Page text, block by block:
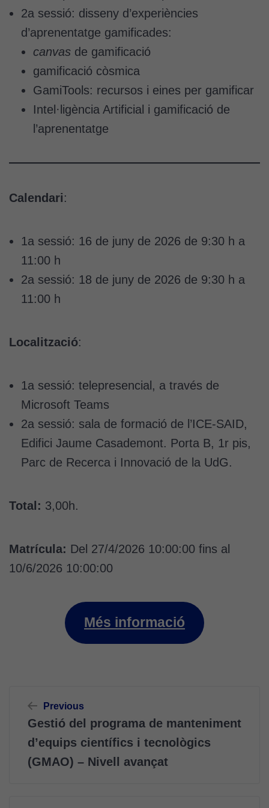
2a sessió: disseny d’experiències
d’aprenentatge gamificades:
canvas de gamificació
gamificació còsmica
GamiTools: recursos i eines per gamificar
Intel·ligència Artificial i gamificació de
l’aprenentatge
Calendari:
1a sessió: 16 de juny de 2026 de 9:30 h a
11:00 h
2a sessió: 18 de juny de 2026 de 9:30 h a
11:00 h
Localització:
1a sessió: telepresencial, a través de
Microsoft Teams
2a sessió: sala de formació de l’ICE-SAID,
Edifici Jaume Casademont. Porta B, 1r pis,
Parc de Recerca i Innovació de la UdG.
Total: 3,00h.
Matrícula: Del 27/4/2026 10:00:00 fins al
10/6/2026 10:00:00
Més informació
d'entrades
Previous
Gestió del programa de manteniment
d’equips científics i tecnològics
(GMAO) – Nivell avançat
Aquestes
Són
necessàries
perquè el
lloc web
d'anàlisi
Utilitzem
cookies de
Google
Analytics